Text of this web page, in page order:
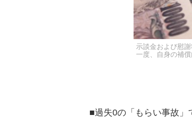
示談金および慰
一度、自身の補償
■過失0の「もらい事故」